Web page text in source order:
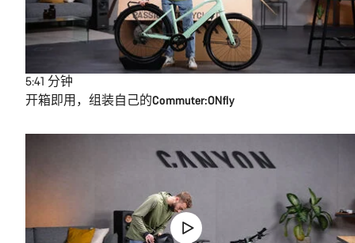
5:41 分钟
开箱即用，组装自己的Commuter:ONfly